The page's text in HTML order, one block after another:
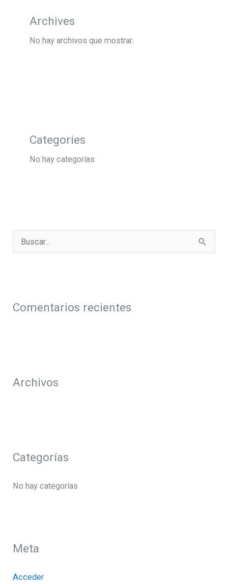
Archives
No hay archivos que mostrar.
Categories
No hay categorías
u
a
:
Comentarios recientes
Archivos
Categorías
No hay categorías
Meta
Acceder